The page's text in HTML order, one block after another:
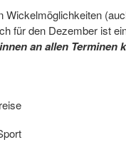
Wickelmöglichkeiten
für den Dezember ist
an allen Terminen